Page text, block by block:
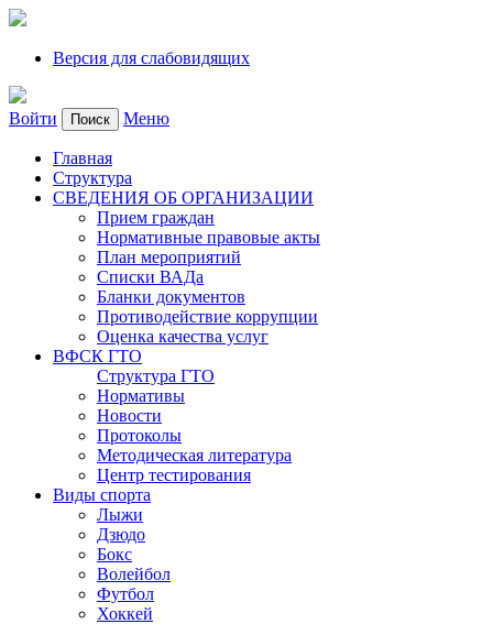
Версия для слабовидящих
Войти Поиск Меню
Главная
Структура
СВЕДЕНИЯ ОБ ОРГАНИЗАЦИИ
Прием граждан
Нормативные правовые акты
План мероприятий
Списки ВАДа
Бланки документов
Противодействие коррупции
Оценка качества услуг
ВФСК ГТО
Структура ГТО
Нормативы
Новости
Протоколы
Методическая литература
Центр тестирования
Виды спорта
Лыжи
Дзюдо
Бокс
Волейбол
Футбол
Хоккей